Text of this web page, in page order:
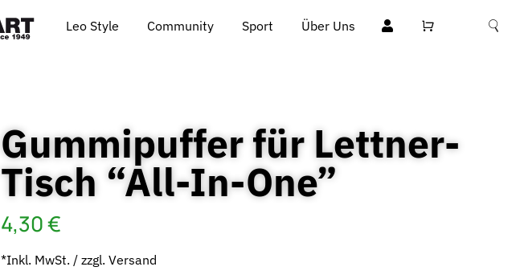
Leo Style Community Sport Über Uns
Gummipuffer für Lettner-
Tisch “All-In-One”
4,30€
*Inkl. MwSt. / zzgl. Versand